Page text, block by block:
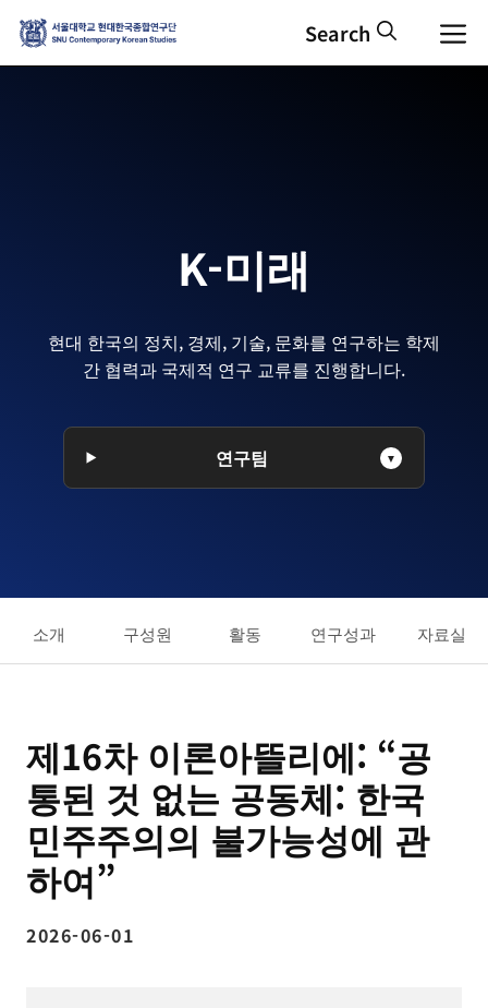
츠
K-미래
현대 한국의 정치, 경제, 기술, 문화를 연구하는 학제
간 협력과 국제적 연구 교류를 진행합니다.
연구팀
소개 구성원 활동 연구성과 자료실
제16차 이론아뜰리에: “공
통된 것 없는 공동체: 한국
민주주의의 불가능성에 관
하여”
2026-06-01